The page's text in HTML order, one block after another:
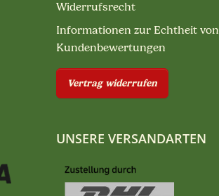
Widerrufsrecht
Informationen zur Echtheit von
Kundenbewertungen
Vertrag widerrufen
UNSERE VERSANDARTEN